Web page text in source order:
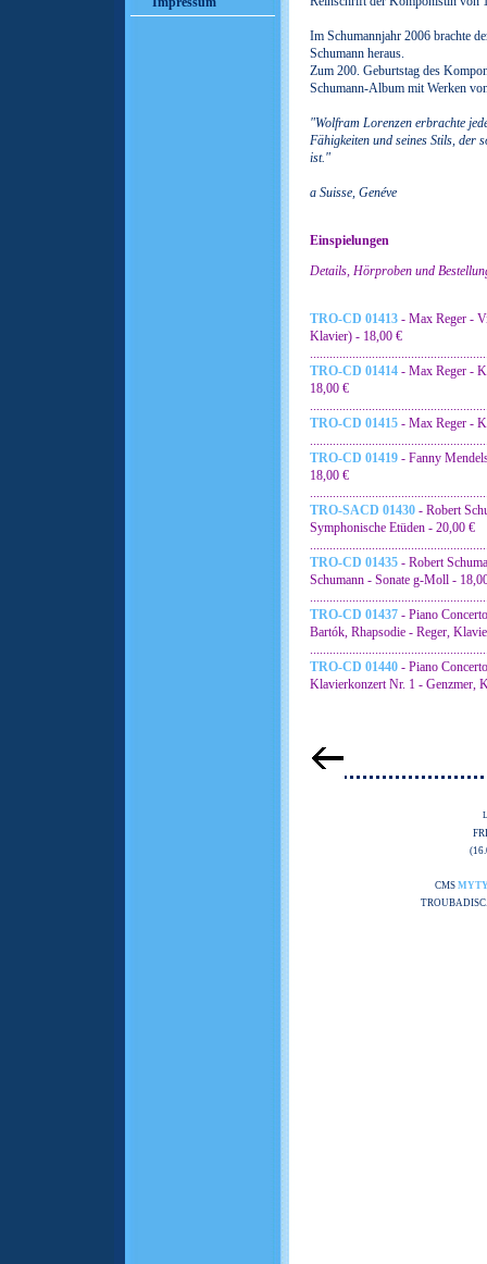
Im Schumannjahr 2006 brachte
Schumann heraus.
Zum 200. Geburtstag des
Schumann-Album mit Werken
"Wolfram Lorenzen erbrachte
Fähigkeiten und seines Stils, der
ist."
a Suisse, Genéve
Einspielungen
Details, Hörproben und
TRO-CD 01413 - Max Reger -
Klavier) - 18,00 €
TRO-CD 01414 - Max Reger -
18,00 €
TRO-CD 01415 - Max Reger -
TRO-CD 01419 - Fanny
18,00 €
TRO-SACD 01430 - Robert
Symphonische Etüden - 20,00 €
TRO-CD 01435 - Robert
Schumann - Sonate g-Moll -
TRO-CD 01437 - Piano
Bartók, Rhapsodie - Reger,
TRO-CD 01440 - Piano
Klavierkonzert Nr. 1 - Genzmer,
CMS